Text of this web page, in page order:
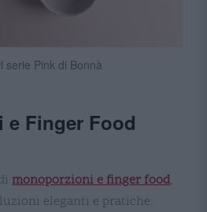
serie Pink di Bonnà
Finger Food
monoporzioni e finger food,
eleganti e pratiche.